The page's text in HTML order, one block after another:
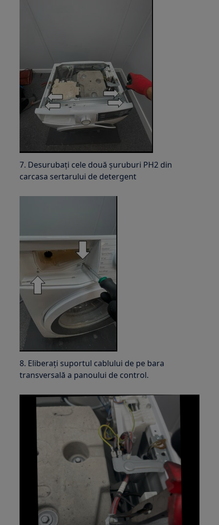
7. Desurubați cele două șuruburi PH2 din
carcasa sertarului de detergent
8. Eliberați suportul cablului de pe bara
transversală a panoului de control.